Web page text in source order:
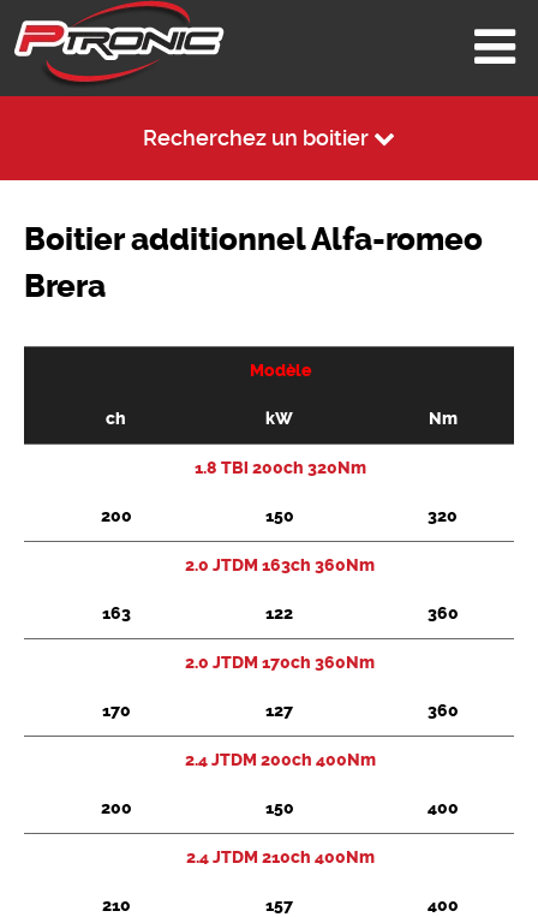
Recherchez un boitier
Chercher
Boitier additionnel Alfa-romeo
Brera
Modèle
ch kW Nm
1.8 TBi 200ch 320Nm
200 150 320
2.0 JTDM 163ch 360Nm
163 122 360
2.0 JTDM 170ch 360Nm
170 127 360
2.4 JTDM 200ch 400Nm
200 150 400
2.4 JTDM 210ch 400Nm
210 157 400